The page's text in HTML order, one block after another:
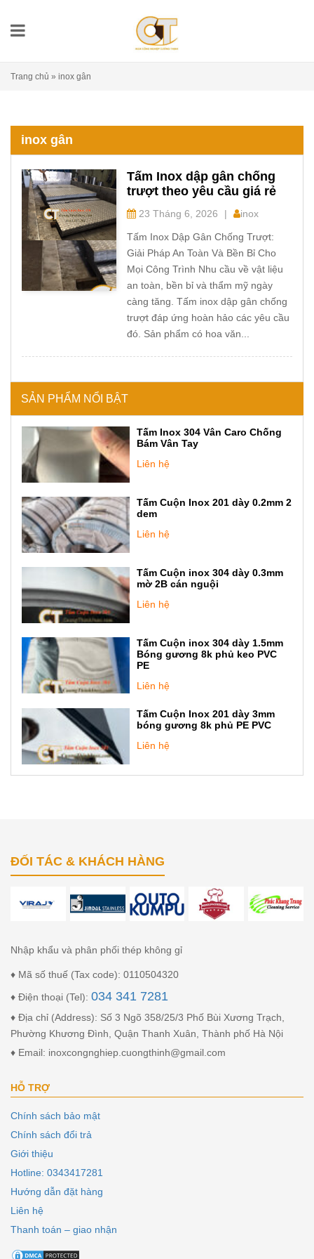
Trang chủ » inox gân
inox gân
Tấm Inox dập gân chống
trượt theo yêu cầu giá rẻ
23 Tháng 6, 2026 | inox
Tấm Inox Dập Gân Chống Trượt:
Giải Pháp An Toàn Và Bền Bỉ Cho
Mọi Công Trình Nhu cầu về vật liệu
an toàn, bền bỉ và thẩm mỹ ngày
càng tăng. Tấm inox dập gân chống
trượt đáp ứng hoàn hảo các yêu cầu
đó. Sản phẩm có hoa văn...
SẢN PHẨM NỔI BẬT
Tấm Inox 304 Vân Caro Chống
Bám Vân Tay
Liên hệ
Tấm Cuộn Inox 201 dày 0.2mm 2
dem
Liên hệ
Tấm Cuộn inox 304 dày 0.3mm
mờ 2B cán nguội
Liên hệ
Tấm Cuộn inox 304 dày 1.5mm
Bóng gương 8k phủ keo PVC
PE
Liên hệ
Tấm Cuộn Inox 201 dày 3mm
bóng gương 8k phủ PE PVC
Liên hệ
ĐỐI TÁC & KHÁCH HÀNG
Nhập khẩu và phân phối thép không gỉ
♦ Mã số thuế (Tax code): 0110504320
♦ Điện thoại (Tel): 034 341 7281
♦ Địa chỉ (Address): Số 3 Ngõ 358/25/3 Phố Bùi Xương Trạch,
Phường Khương Đình, Quận Thanh Xuân, Thành phố Hà Nội
♦ Email: inoxcongnghiep.cuongthinh@gmail.com
HỖ TRỢ
Chính sách bảo mật
Chính sách đổi trả
Giới thiệu
Hotline: 0343417281
Hướng dẫn đặt hàng
Liên hệ
Thanh toán – giao nhận